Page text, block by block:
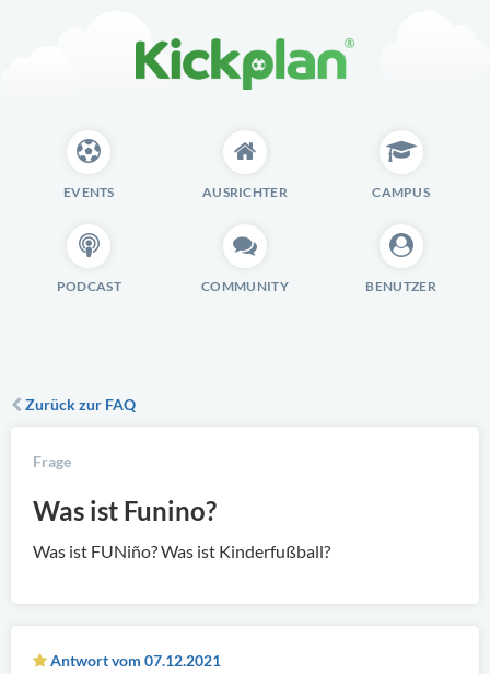
EVENTS AUSRICHTER CAMPUS
PODCAST COMMUNITY BENUTZER
Zurück zur FAQ
Frage
Was ist Funino?
Was ist FUNiño? Was ist Kinderfußball?
Antwort vom 07.12.2021